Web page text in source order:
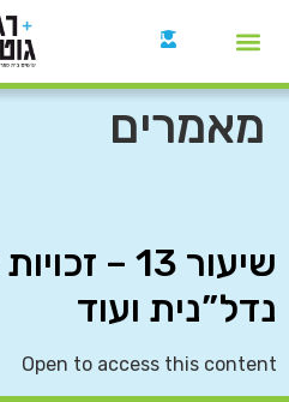
מאמרים
שיעור 13
נדל”נית ועוד
Open to access this content